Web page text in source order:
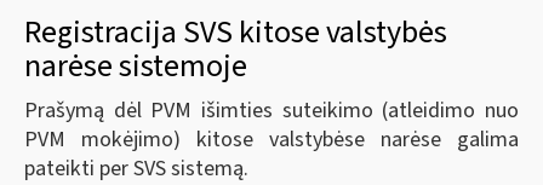
Registracija SVS kitose valstybės
narėse sistemoje
Prašymą dėl PVM išimties suteikimo (atleidimo nuo
PVM mokėjimo) kitose valstybėse narėse galima
pateikti per SVS sistemą.